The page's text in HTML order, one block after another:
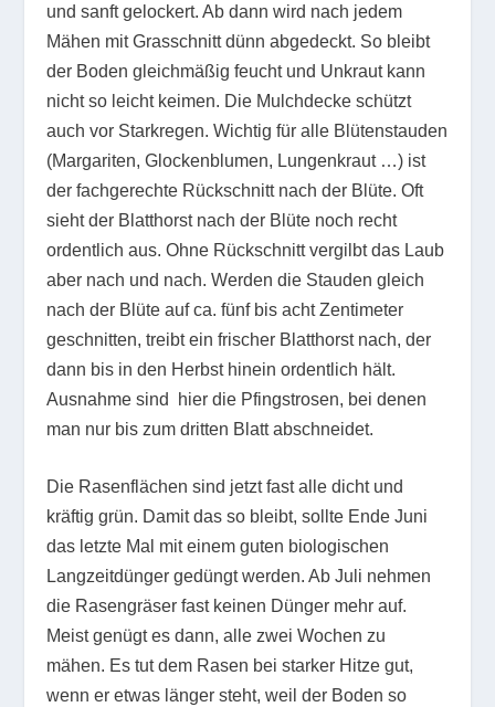
und sanft gelockert. Ab dann wird nach jedem
Mähen mit Grasschnitt dünn abgedeckt. So bleibt
der Boden gleichmäßig feucht und Unkraut kann
nicht so leicht keimen. Die Mulchdecke schützt
auch vor Starkregen. Wichtig für alle Blütenstauden
(Margariten, Glockenblumen, Lungenkraut …) ist
der fachgerechte Rückschnitt nach der Blüte. Oft
sieht der Blatthorst nach der Blüte noch recht
ordentlich aus. Ohne Rückschnitt vergilbt das Laub
aber nach und nach. Werden die Stauden gleich
nach der Blüte auf ca. fünf bis acht Zentimeter
geschnitten, treibt ein frischer Blatthorst nach, der
dann bis in den Herbst hinein ordentlich hält.
Ausnahme sind hier die Pfingstrosen, bei denen
man nur bis zum dritten Blatt abschneidet.
Die Rasenflächen sind jetzt fast alle dicht und
kräftig grün. Damit das so bleibt, sollte Ende Juni
das letzte Mal mit einem guten biologischen
Langzeitdünger gedüngt werden. Ab Juli nehmen
die Rasengräser fast keinen Dünger mehr auf.
Meist genügt es dann, alle zwei Wochen zu
mähen. Es tut dem Rasen bei starker Hitze gut,
wenn er etwas länger steht, weil der Boden so